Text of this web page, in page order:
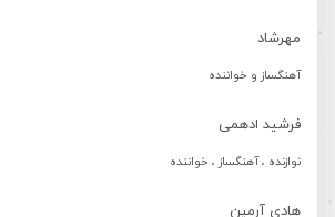
مهرشاد
آهنگساز و خواننده
فرشید ادهمی
نوازنده ، آهنگساز ، خواننده
هادی آرمین